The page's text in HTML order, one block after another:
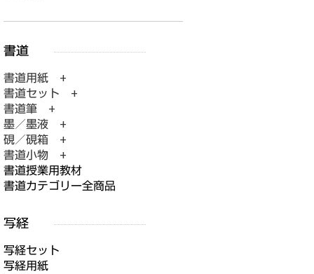
書道用紙 +
書道セット +
書道筆 +
墨／墨液 +
硯／硯箱 +
書道小物 +
書道授業用教材
書道カテゴリー全商品
写経セット
写経用紙